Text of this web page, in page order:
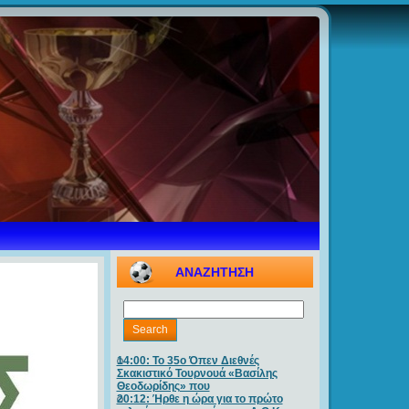
ΑΝΑΖΗΤΗΣΗ
14:00: Το 35ο Όπεν Διεθνές
Σκακιστικό Τουρνουά «Βασίλης
Θεοδωρίδης» που
20:12: Ήρθε η ώρα για το πρώτο